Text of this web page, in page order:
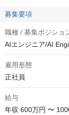
募集要項
職種 / 募集ポジショ
AIエンジニア/AI
雇用形態
正社員
給与
年収 600万円 〜